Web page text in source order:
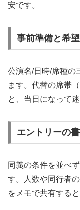
安です。
事前準備と希
公演名/日時/席種の
ます。代替の席帯
と、当日になって
エントリーの
同義の条件を並べ
す。人数や同行者
をメモで共有すると